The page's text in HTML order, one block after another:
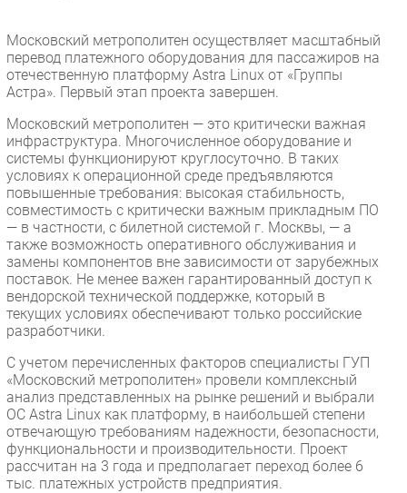
Мероприятия
Проекты
IT класс
Каталог компаний
Московский метрополитен осуществляет масштабный
перевод платежного оборудования для пассажиров на
отечественную платформу Astra Linux от «Группы
Астра». Первый этап проекта завершен.
Московский метрополитен — это критически важная
инфраструктура. Многочисленное оборудование и
системы функционируют круглосуточно. В таких
условиях к операционной среде предъявляются
повышенные требования: высокая стабильность,
совместимость с критически важным прикладным ПО
— в частности, с билетной системой г. Москвы, — а
также возможность оперативного обслуживания и
замены компонентов вне зависимости от зарубежных
поставок. Не менее важен гарантированный доступ к
вендорской технической поддержке, который в
текущих условиях обеспечивают только российские
разработчики.
С учетом перечисленных факторов специалисты ГУП
«Московский метрополитен» провели комплексный
анализ представленных на рынке решений и выбрали
ОС Astra Linux как платформу, в наибольшей степени
отвечающую требованиям надежности, безопасности,
функциональности и производительности. Проект
рассчитан на 3 года и предполагает переход более 6
тыс. платежных устройств предприятия.